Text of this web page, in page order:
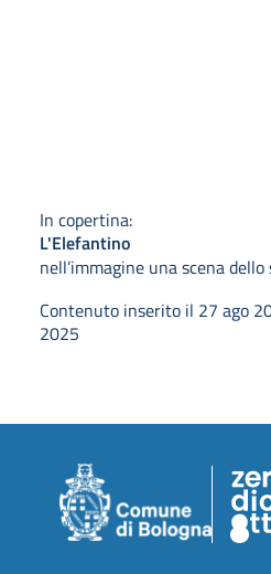
In copertina:
L'Elefantino
nell’immagine una scena
Contenuto inserito il 27 ago
2025